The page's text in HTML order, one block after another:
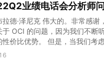
5.95%，报
业绩电话会分析师
德·泽尼克 伟大的。非常感
OCI 的问题，因为我们不断
性价比优势。 但是，当我们考
在广度与深度方面的投资有